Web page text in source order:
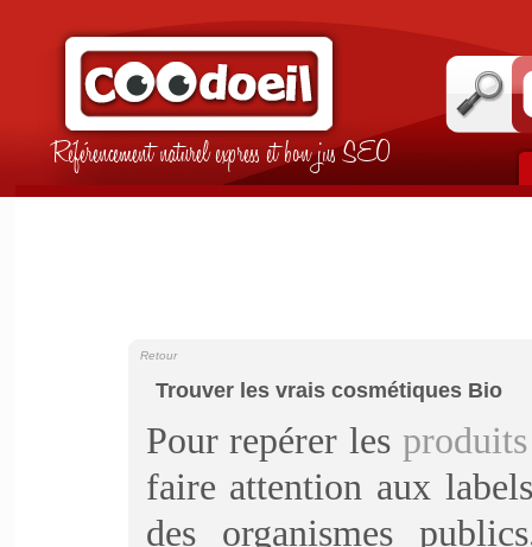
Référencement naturel express et bon jus SEO
Trouver les vrais cosmétiques Bio
Retour
Pour repérer les
faire attention aux
des organismes